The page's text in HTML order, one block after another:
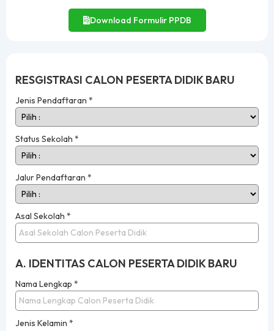
Download Formulir PPDB
RESGISTRASI CALON PESERTA DIDIK BARU
Jenis Pendaftaran *
Status Sekolah *
Jalur Pendaftaran *
Asal Sekolah *
A. IDENTITAS CALON PESERTA DIDIK BARU
Nama Lengkap *
Jenis Kelamin *